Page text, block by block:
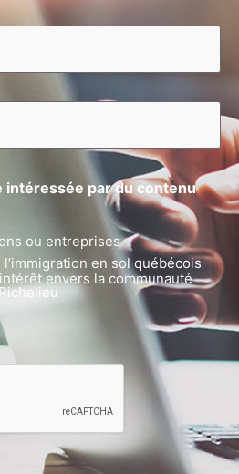
intéressée par du contenu
ou entreprises
en sol québécois
envers la communauté